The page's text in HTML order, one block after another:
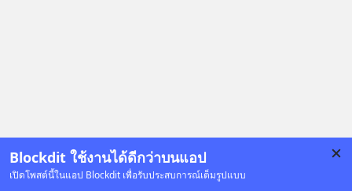
Blockdit ใช้งานได้ดีกว่าบนแอป
เปิดโพสต์นี้ในแอป Blockdit เพื่อรับประสบการณ์เต็มรูปแบบ